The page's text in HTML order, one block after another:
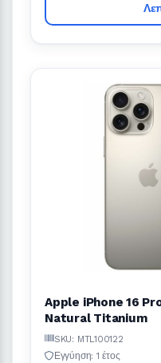
Apple iPhone 16
Natural Titanium
SKU: MTL100122
Εγγύηση: 1 έτος